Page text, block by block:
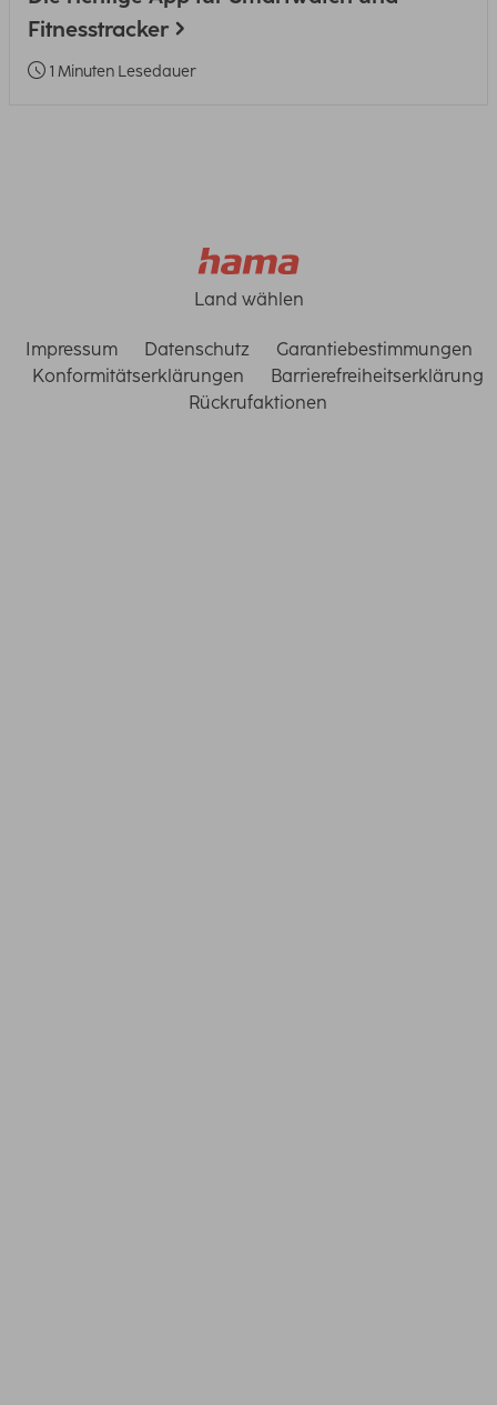
Fitnesstracker
1 Minuten Lesedauer
Land wählen
Impressum Datenschutz
Garantiebestimmungen
Konformitätserklärungen
Barrierefreiheitserklärung
Rückrufaktionen